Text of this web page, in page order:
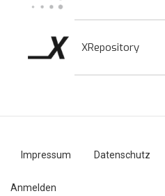
XRepository
Fußzeilenmenü
Impressum Datenschutz
Anmelden